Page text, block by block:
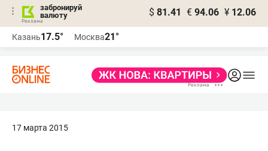
забронируй
валюту
$ 81.41 € 94.06 ¥ 12.06
Казань17.5° Москва21°
17 марта 2015